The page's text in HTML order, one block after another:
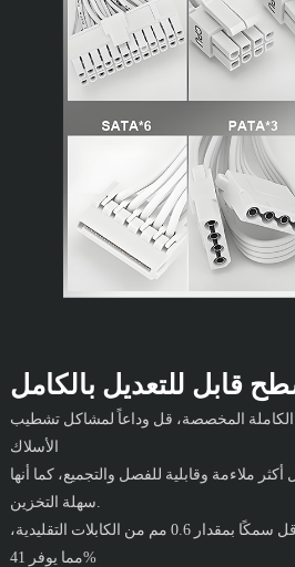
قابل للتعديل بالكامل
المخصصة، قل وداعاً لمشاكل تشطيب
الأسلاك
ملاءمة وقابلية للفصل والتجميع، كما أنها
فهي أكثر ليونة بنسبة 68% وأقل سمكًا بمقدار 0.6 مم من الكابلات التقليدية،
مما يوفر 41%